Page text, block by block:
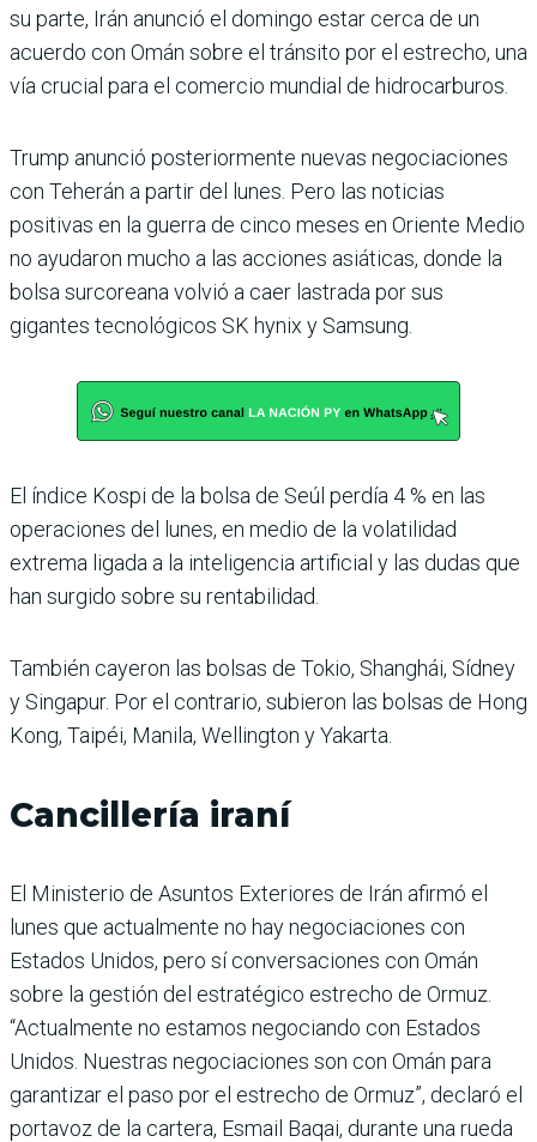
su parte, Irán anunció el domingo estar cerca de un
acuerdo con Omán sobre el tránsito por el estrecho, una
vía crucial para el comercio mundial de hidrocarburos.
Trump anunció posteriormente nuevas negociaciones
con Teherán a partir del lunes. Pero las noticias
positivas en la guerra de cinco meses en Oriente Medio
no ayudaron mucho a las acciones asiáticas, donde la
bolsa surcoreana volvió a caer lastrada por sus
gigantes tecnológicos SK hynix y Samsung.
El índice Kospi de la bolsa de Seúl perdía 4 % en las
operaciones del lunes, en medio de la volatilidad
extrema ligada a la inteligencia artificial y las dudas que
han surgido sobre su rentabilidad.
También cayeron las bolsas de Tokio, Shanghái, Sídney
y Singapur. Por el contrario, subieron las bolsas de Hong
Kong, Taipéi, Manila, Wellington y Yakarta.
Cancillería iraní
El Ministerio de Asuntos Exteriores de Irán afirmó el
lunes que actualmente no hay negociaciones con
Estados Unidos, pero sí conversaciones con Omán
sobre la gestión del estratégico estrecho de Ormuz.
“Actualmente no estamos negociando con Estados
Unidos. Nuestras negociaciones son con Omán para
garantizar el paso por el estrecho de Ormuz”, declaró el
portavoz de la cartera, Esmail Baqai, durante una rueda